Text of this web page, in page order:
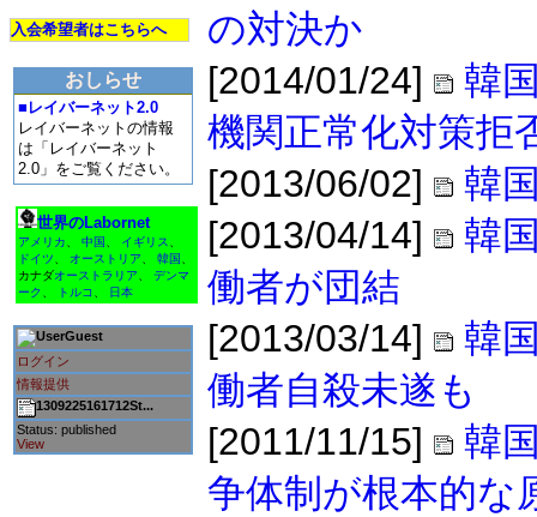
入会希望者はこちらへ
おしらせ
■レイバーネット2.0
レイバーネットの情報
は「レイバーネット
2.0」をご覧ください。
世界のLabornet
アメリカ 中国 イギリス
ドイツ
オーストリア 韓国
カナダオーストラリア
デンマ
ーク
トルコ 日本
Guest
ログイン
情報提供
1309225161712St...
Status: published
View
の対決か
[2014/01/24]
韓
機関正常化対策拒
[2013/06/02]
韓
[2013/04/14]
韓
働者が団結
[2013/03/14]
韓
働者自殺未遂も
[2011/11/15]
韓
争体制が根本的な